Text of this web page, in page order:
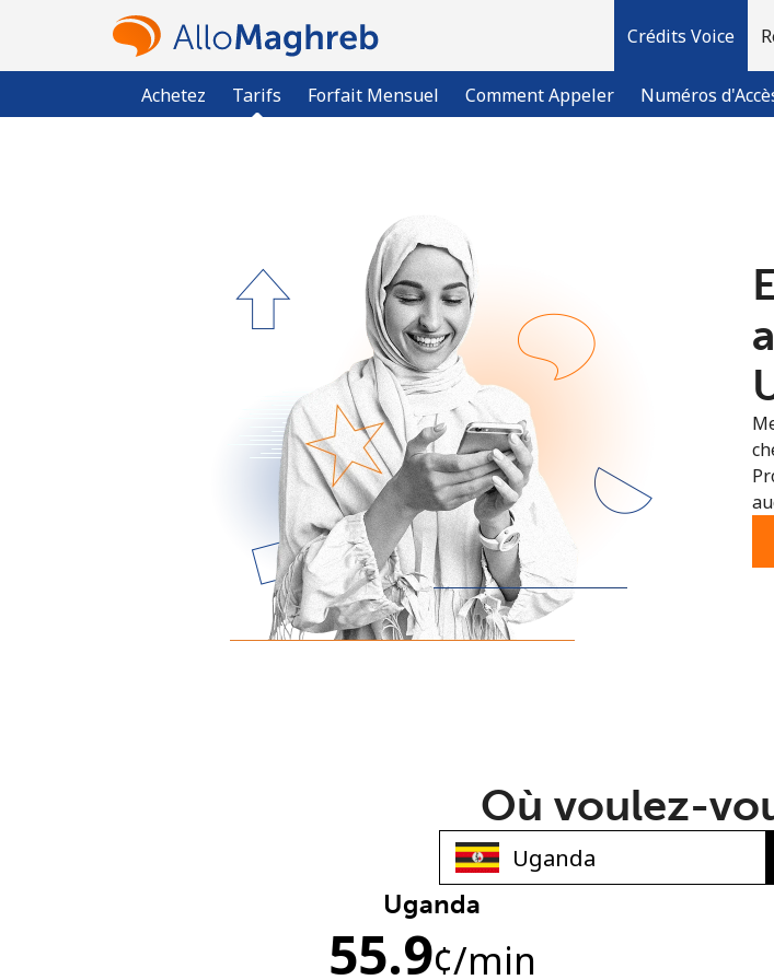
Crédits Voice
Achetez Tarifs Forfait Mensuel Comment Appeler Numéros
Vous avez déjà un compte?
S'enregistrer
Une lettre majuscule et une
Où voulez-
Uganda
55.9¢/min